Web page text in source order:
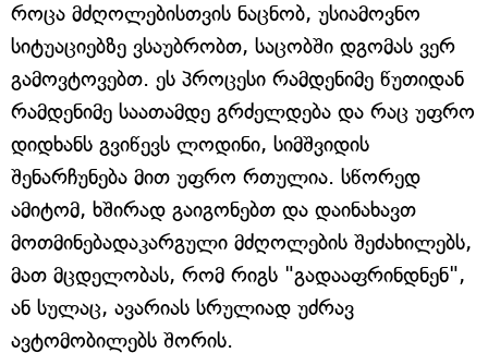
როცა მძღოლებისთვის ნაცნობ, უსიამოვნო
სიტუაციებზე ვსაუბრობთ, საცობში დგომას ვერ
გამოვტოვებთ. ეს პროცესი რამდენიმე წუთიდან
რამდენიმე საათამდე გრძელდება და რაც უფრო
დიდხანს გვიწევს ლოდინი, სიმშვიდის
შენარჩუნება მით უფრო რთულია. სწორედ
ამიტომ, ხშირად გაიგონებთ და დაინახავთ
მოთმინებადაკარგული მძღოლების შეძახილებს,
მათ მცდელობას, რომ რიგს "გადააფრინდნენ",
ან სულაც, ავარიას სრულიად უძრავ
ავტომობილებს შორის.